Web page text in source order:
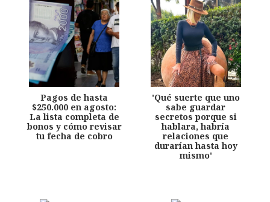
Pagos de hasta
$250.000 en agosto:
La lista completa de
bonos y cómo revisar
tu fecha de cobro
'Qué suerte que uno
sabe guardar
secretos porque si
hablara, habría
relaciones que
durarían hasta hoy
mismo'